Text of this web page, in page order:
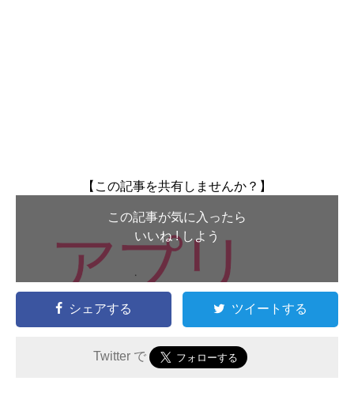
【この記事を共有しませんか？】
この記事が気に入ったら
いいね ! しよう
シェアする ツイートする
Twitter で